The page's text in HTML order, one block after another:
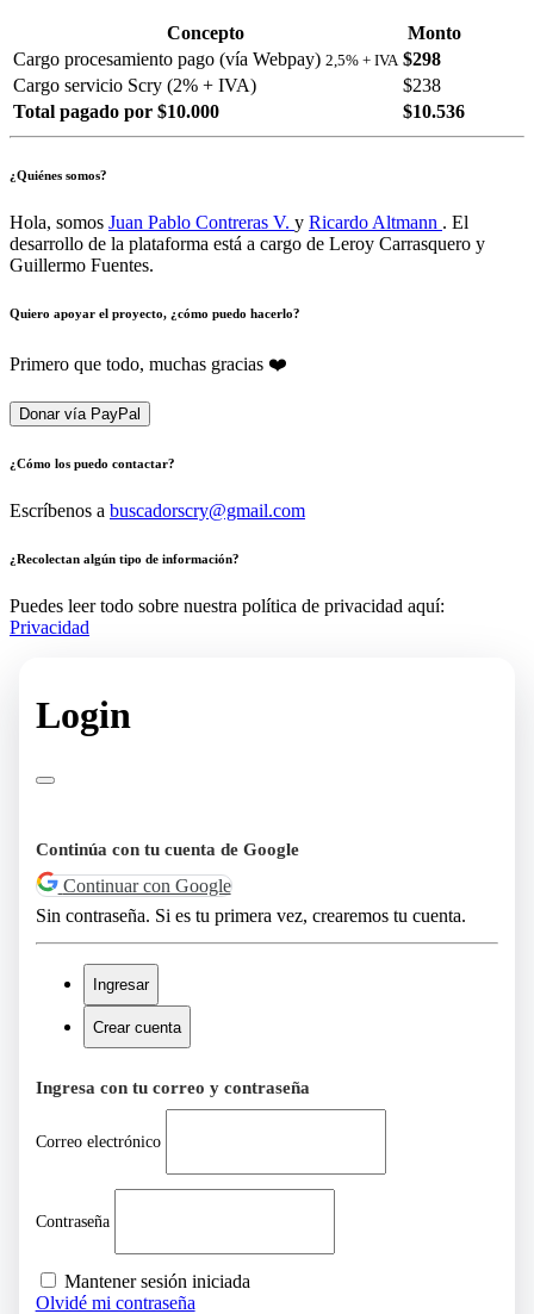
Concepto
Monto
Cargo procesamiento pago (vía Webpay) 2,5% + IVA $298
Cargo servicio Scry (2% + IVA)
$238
Total pagado por $10.000
$10.536
¿Quiénes somos?
Hola, somos Juan Pablo Contreras V. y Ricardo Altmann . El
desarrollo de la plataforma está a cargo de Leroy Carrasquero y
Guillermo Fuentes.
Quiero apoyar el proyecto, ¿cómo puedo hacerlo?
Primero que todo, muchas gracias ❤️
Donar vía PayPal
¿Cómo los puedo contactar?
Escríbenos a buscadorscry@gmail.com
¿Recolectan algún tipo de información?
Puedes leer todo sobre nuestra política de privacidad aquí:
Privacidad
Login
Continúa con tu cuenta de Google
Continuar con Google
Sin contraseña. Si es tu primera vez, crearemos tu cuenta.
Ingresar
Crear cuenta
Ingresa con tu correo y contraseña
Correo electrónico
Contraseña
Mantener sesión iniciada
Olvidé mi contraseña